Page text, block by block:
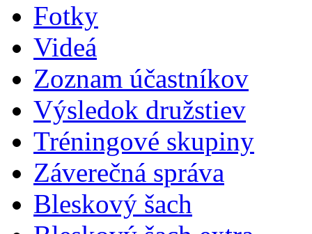
Fotky
Videá
Zoznam účastníkov
Výsledok družstiev
Tréningové skupiny
Záverečná správa
Bleskový šach